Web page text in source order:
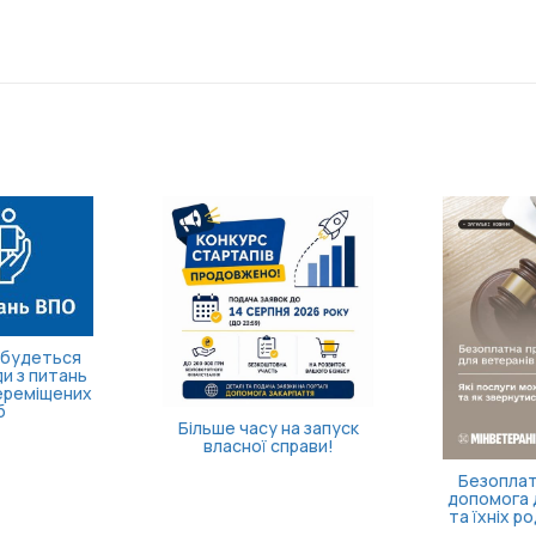
Як опанувати себе та
повернути відчуття
контролю